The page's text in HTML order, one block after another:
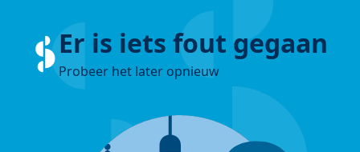
Er is iets fout gegaan
Probeer het later opnieuw